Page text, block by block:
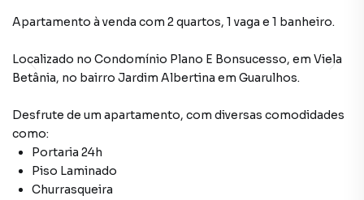
Apartamento à venda com 2 quartos, 1 vaga e 1 banheiro.
Localizado no Condomínio Plano E Bonsucesso, em Viela
Betânia, no bairro Jardim Albertina em Guarulhos.
Desfrute de um apartamento, com diversas comodidades
como:
Portaria 24h
Piso Laminado
Churrasqueira